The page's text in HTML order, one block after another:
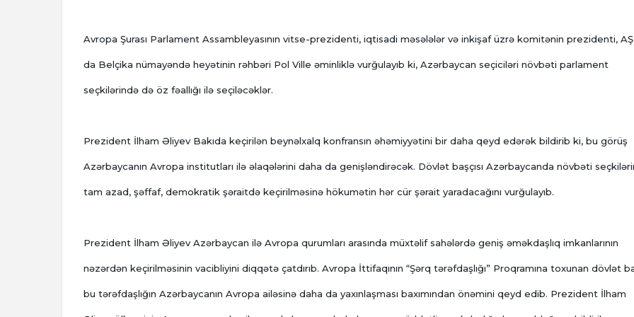
Avropa Şurası Parlament Assambleyasının vitse-prezidenti, iqtisadi məsələlər və inkişaf üzrə komitənin prezidenti,
da Belçika nümayəndə heyətinin rəhbəri Pol Ville əminliklə vurğulayıb ki, Azərbaycan seçiciləri növbəti parlament
seçkilərində də öz fəallığı ilə seçiləcəklər.
Prezident İlham Əliyev Bakıda keçirilən beynəlxalq konfransın əhəmiyyətini bir daha qeyd edərək bildirib ki, bu görüş
Azərbaycanın Avropa institutları ilə əlaqələrini daha da genişləndirəcək. Dövlət başçısı Azərbaycanda növbəti
tam azad, şəffaf, demokratik şəraitdə keçirilməsinə hökumətin hər cür şərait yaradacağını vurğulayıb.
Prezident İlham Əliyev Azərbaycan ilə Avropa qurumları arasında müxtəlif sahələrdə geniş əməkdaşlıq imkanlarının
nəzərdən keçirilməsinin vacibliyini diqqətə çatdırıb. Avropa İttifaqının “Şərq tərəfdaşlığı” Proqramına toxunan dövlət
bu tərəfdaşlığın Azərbaycanın Avropa ailəsinə daha da yaxınlaşması baxımından önəmini qeyd edib. Prezident İlham